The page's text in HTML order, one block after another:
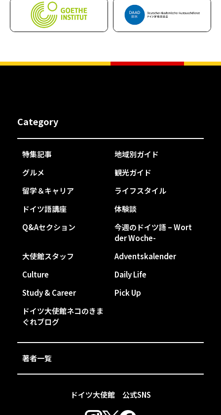
ドイツ大使館 公式SNS
Category
特集記事
地域別ガイド
グルメ
観光ガイド
留学＆キャリア
ライフスタイル
ドイツ語講座
体験談
Q&Aセクション
今週のドイツ語 – Wort
der Woche-
大使館スタッフ
Adventskalender
Culture
Daily Life
Study & Career
Pick Up
ドイツ大使館ネコのきま
ぐれブログ
著者一覧